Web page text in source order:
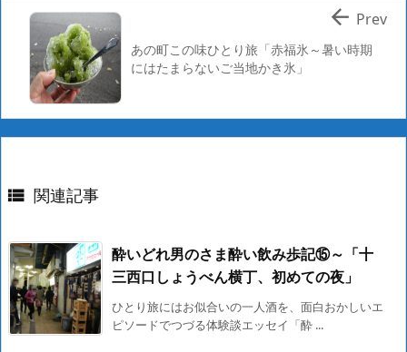
あの町この味ひとり旅「赤福氷～暑い時期
にはたまらないご当地かき氷」
 Prev
 関連記事
酔いどれ男のさま酔い飲み歩記⑮～「十
三西口しょうべん横丁、初めての夜」
ひとり旅にはお似合いの一人酒を、面白おかしいエ
ピソードでつづる体験談エッセイ「酔 ...